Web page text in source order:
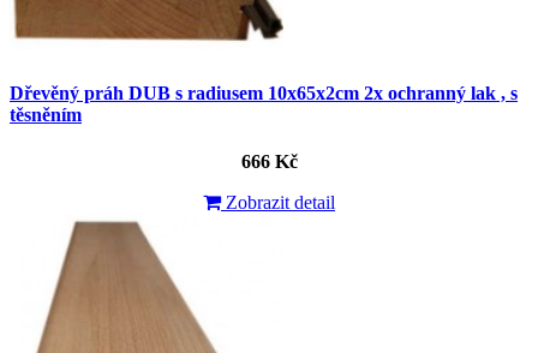
Dřevěný práh DUB s radiusem 10x65x2cm 2x ochranný lak , s
těsněním
666 Kč
Zobrazit detail